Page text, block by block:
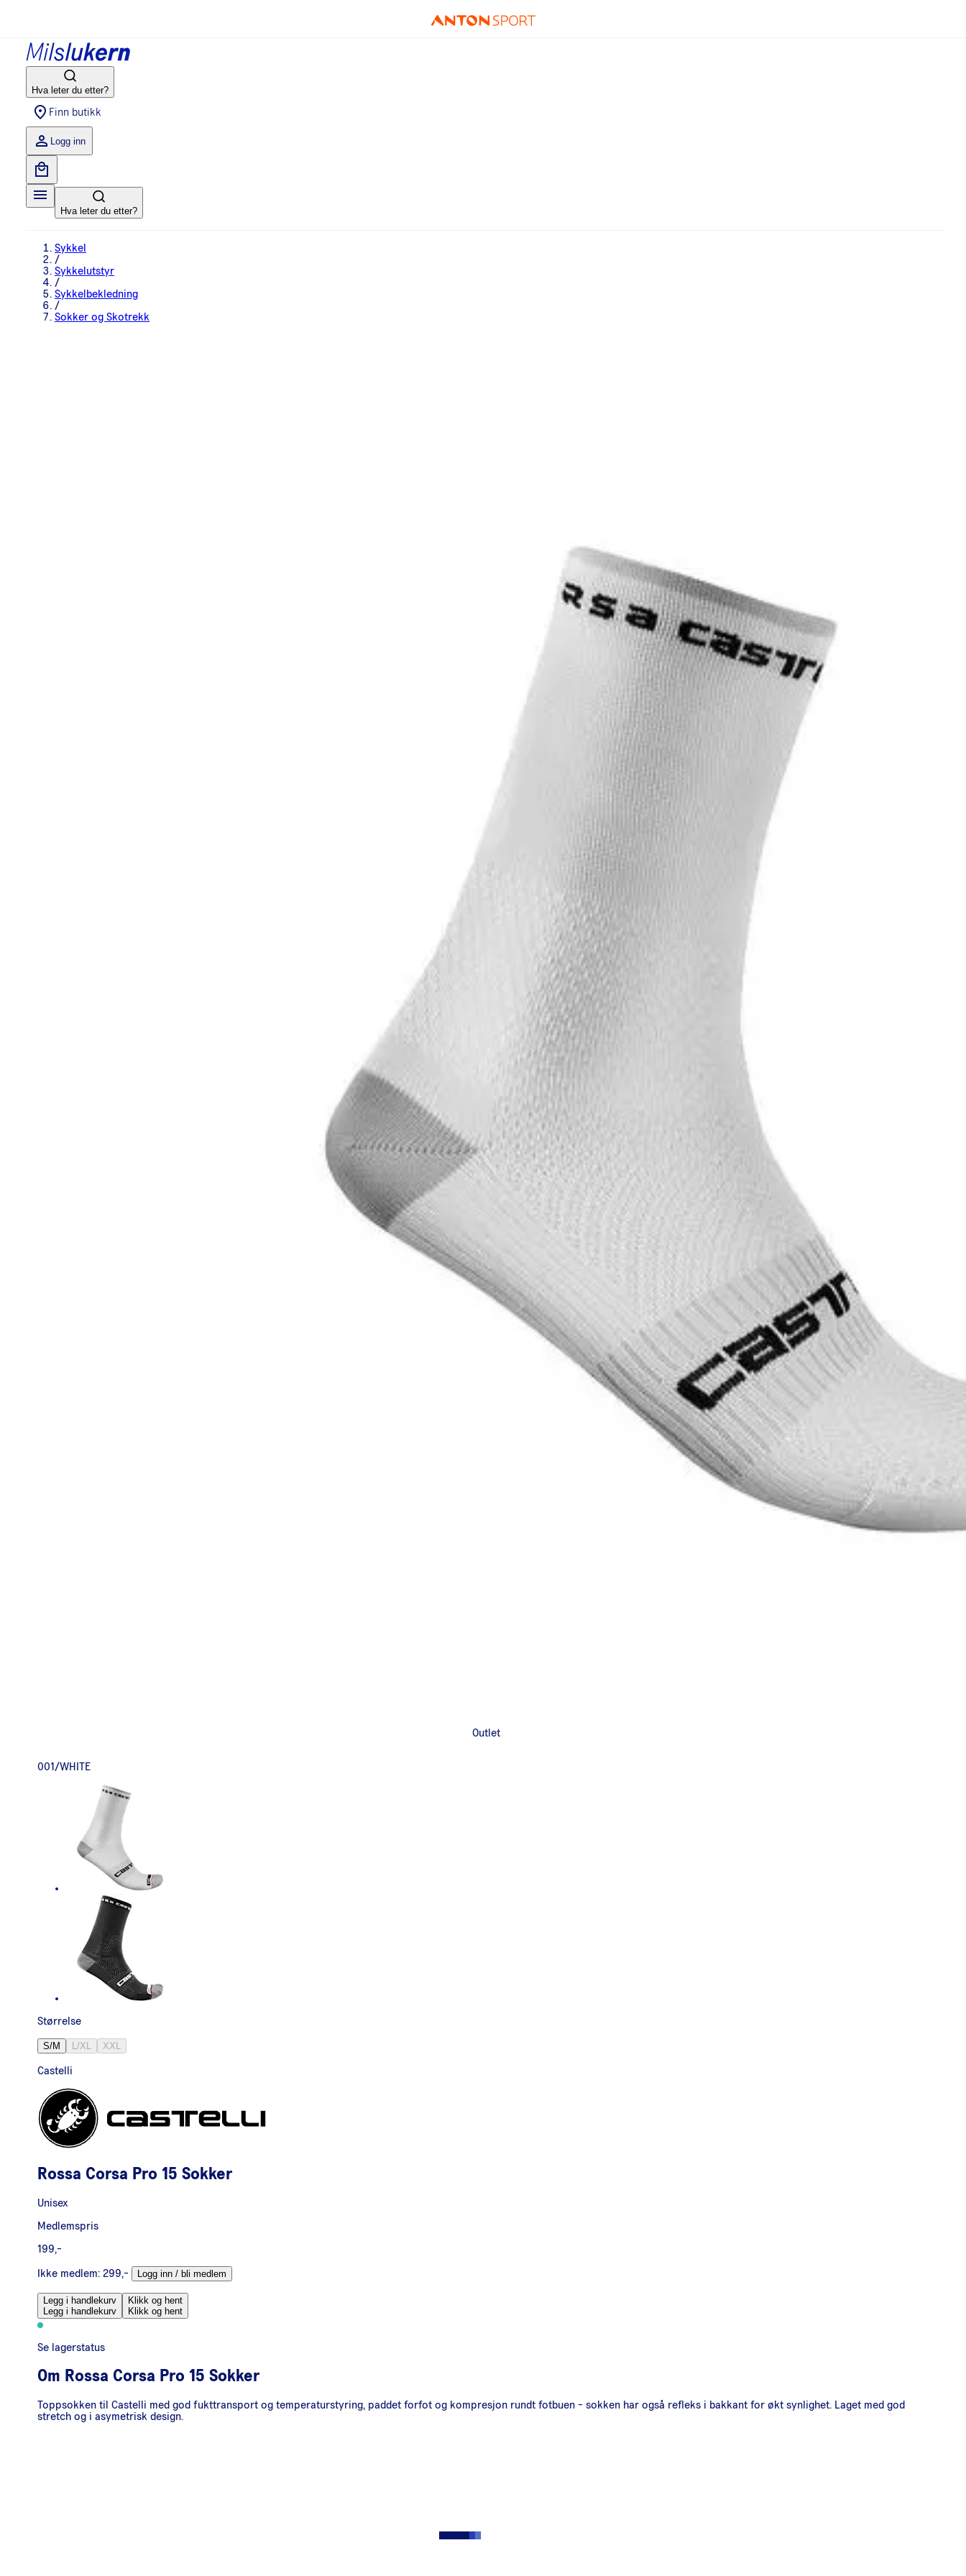
Hva leter du etter?
Finn butikk
Logg inn
Hva leter du etter?
Sykkel
/
Sykkelutstyr
/
Sykkelbekledning
/
Sokker og Skotrekk
Outlet
001/WHITE
Størrelse
S/M L/XL XXL
Castelli
Rossa Corsa Pro 15 Sokker
Unisex
Medlemspris
199,-
Ikke medlem: 299,- Logg inn / bli medlem
Legg i handlekurv
Legg i handlekurv
Klikk og hent
Klikk og hent
Se lagerstatus
Om Rossa Corsa Pro 15 Sokker
Toppsokken til Castelli med god fukttransport og temperaturstyring, paddet forfot og kompresjon rundt fotbuen - sokken har også refleks i bakkant for økt synlighet. Laget med god
stretch og i asymetrisk design.